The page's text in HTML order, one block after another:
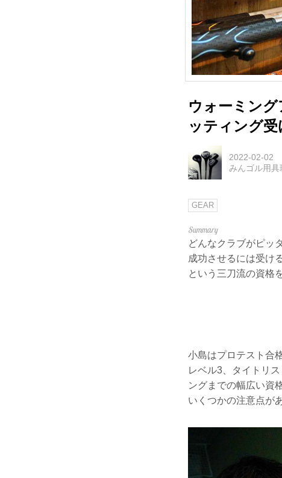
ウォーミン
ッティング
2022-02-02
みんゴル用具
GEAR
どんなクラブがピッ
成功させるには受け
という三刀流の資格
小島はプロテスト合
レベル3、タイトリ
ングまでの幅広い資
いくつかの注意点が